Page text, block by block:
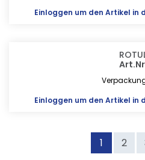
Einloggen um den Artikel in
Einloggen um den Artikel in
1 2